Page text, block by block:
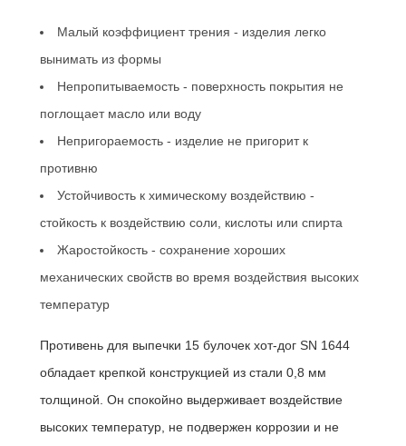
Малый коэффициент трения - изделия легко
вынимать из формы
Непропитываемость - поверхность покрытия не
поглощает масло или воду
Непригораемость - изделие не пригорит к
противню
Устойчивость к химическому воздействию -
стойкость к воздействию соли, кислоты или спирта
Жаростойкость - сохранение хороших
механических свойств во время воздействия высоких
температур
Противень для выпечки 15 булочек хот-дог SN 1644
обладает крепкой конструкцией из стали 0,8 мм
толщиной. Он спокойно выдерживает воздействие
высоких температур, не подвержен коррозии и не